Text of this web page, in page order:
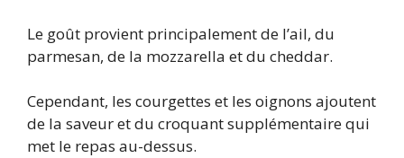
Le goût provient principalement de l’ail, du
parmesan, de la mozzarella et du cheddar.
Cependant, les courgettes et les oignons ajoutent
de la saveur et du croquant supplémentaire qui
met le repas au-dessus.